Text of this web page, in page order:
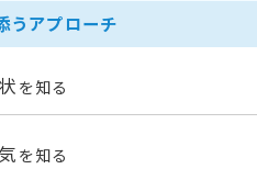
うアプローチ
を知る
を知る